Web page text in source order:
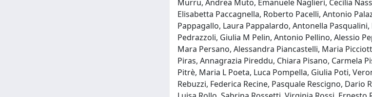
Murru, Andrea Muto, Emanuele Naglieri, Cecilia
Elisabetta Paccagnella, Roberto Pacelli, Antonio
Pappagallo, Laura Pappalardo, Antonella
Pedrazzoli, Giulia M Pelin, Antonio Pellino, Alessio
Mara Persano, Alessandra Piancastelli, Maria
Piras, Annagrazia Pireddu, Chiara Pisano, Carmela
Pitrè, Maria L Poeta, Luca Pompella, Giulia Poti,
Rebuzzi, Federica Recine, Pasquale Rescigno,